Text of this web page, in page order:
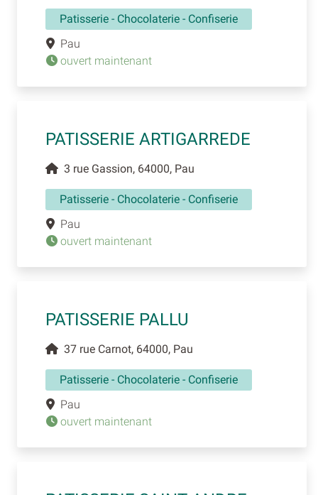
Patisserie - Chocolaterie - Confiserie
Pau
ouvert maintenant
PATISSERIE ARTIGARREDE
3 rue Gassion, 64000, Pau
Patisserie - Chocolaterie - Confiserie
Pau
ouvert maintenant
PATISSERIE PALLU
37 rue Carnot, 64000, Pau
Patisserie - Chocolaterie - Confiserie
Pau
ouvert maintenant